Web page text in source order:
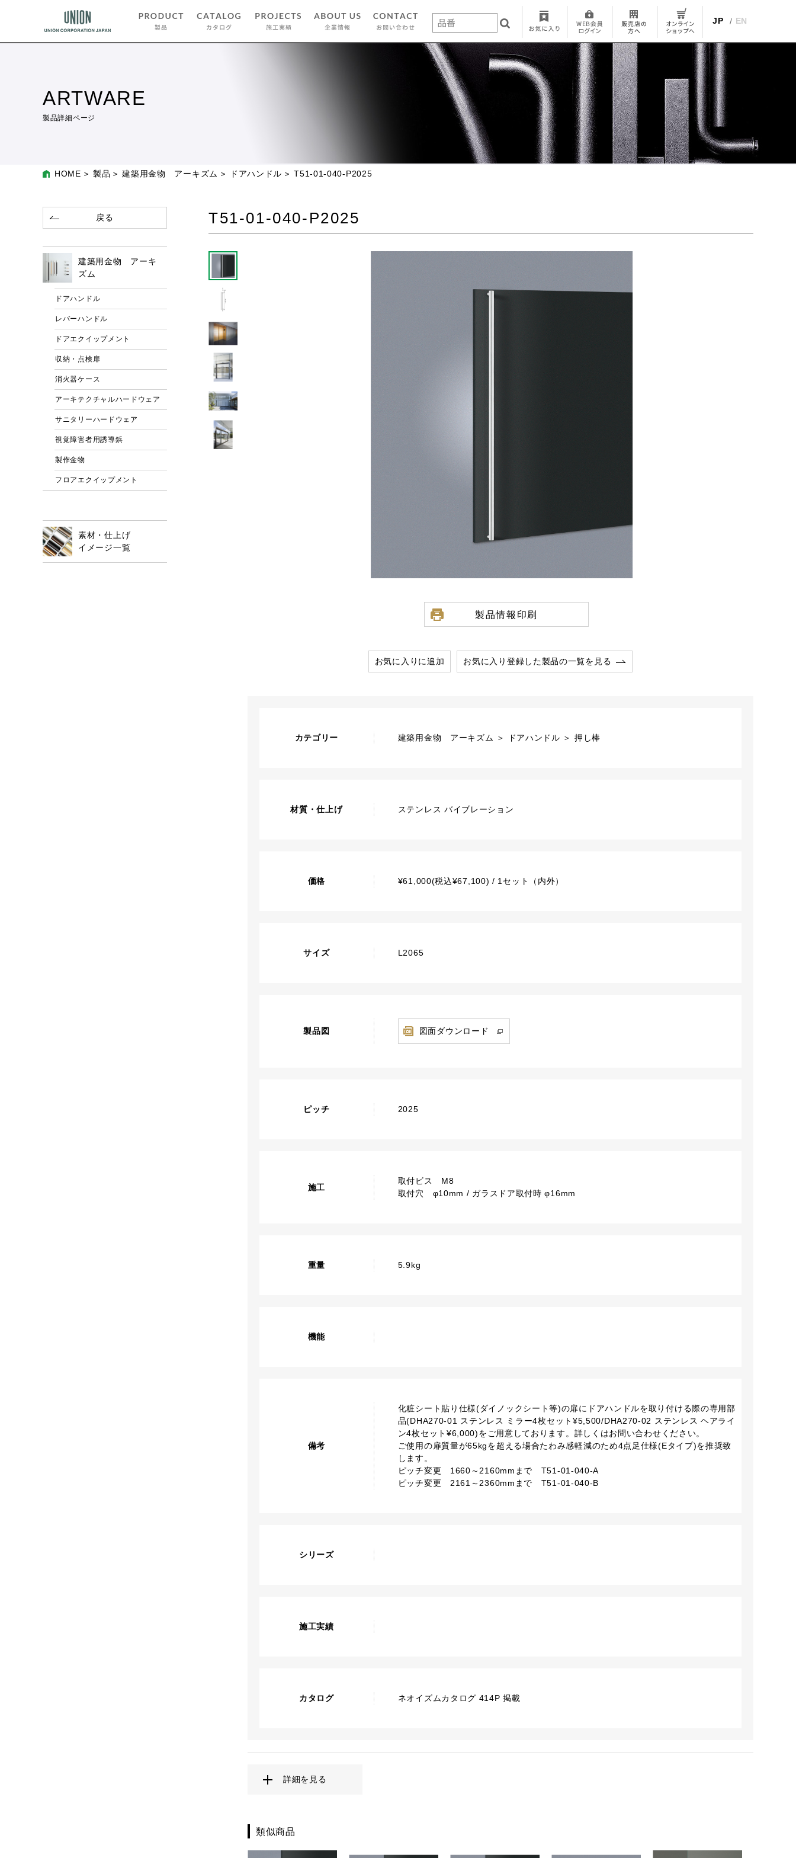
JP EN
ARTWARE
製品詳細ページ
HOME 製品 建築用金物 アーキズム ドアハンドル T51-01-040-P2025
T51-01-040-P2025
製品情報印刷
お気に入りに追加 お気に入り登録した製品の一覧を見る
カテゴリー 建築用金物 アーキズム ＞ ドアハンドル ＞ 押し棒
材質・仕上げ ステンレス バイブレーション
価格 ¥61,000(税込¥67,100) / 1セット（内外）
サイズ L2065
製品図 図面ダウンロード
ピッチ 2025
施工
取付ビス M8
取付穴 φ10mm / ガラスドア取付時 φ16mm
重量 5.9kg
機能
備考
化粧シート貼り仕様(ダイノックシート等)の扉にドアハンドルを取り付ける際の専用部
品(DHA270-01 ステンレス ミラー4枚セット¥5,500/DHA270-02 ステンレス ヘアライ
ン4枚セット¥6,000)をご用意しております。詳しくはお問い合わせください。
ご使用の扉質量が65kgを超える場合たわみ感軽減のため4点足仕様(Eタイプ)を推奨致
します。
ピッチ変更 1660～2160mmまで T51-01-040-A
ピッチ変更 2161～2360mmまで T51-01-040-B
シリーズ
施工実績
カタログ ネオイズムカタログ 414P 掲載
詳細を見る
類似商品
戻る
建築用金物 アーキ
ズム
ドアハンドル
レバーハンドル
ドアエクイップメント
収納・点検扉
消火器ケース
アーキテクチャルハードウェア
サニタリーハードウェア
視覚障害者用誘導鋲
製作金物
フロアエクイップメント
素材・仕上げ
イメージ一覧